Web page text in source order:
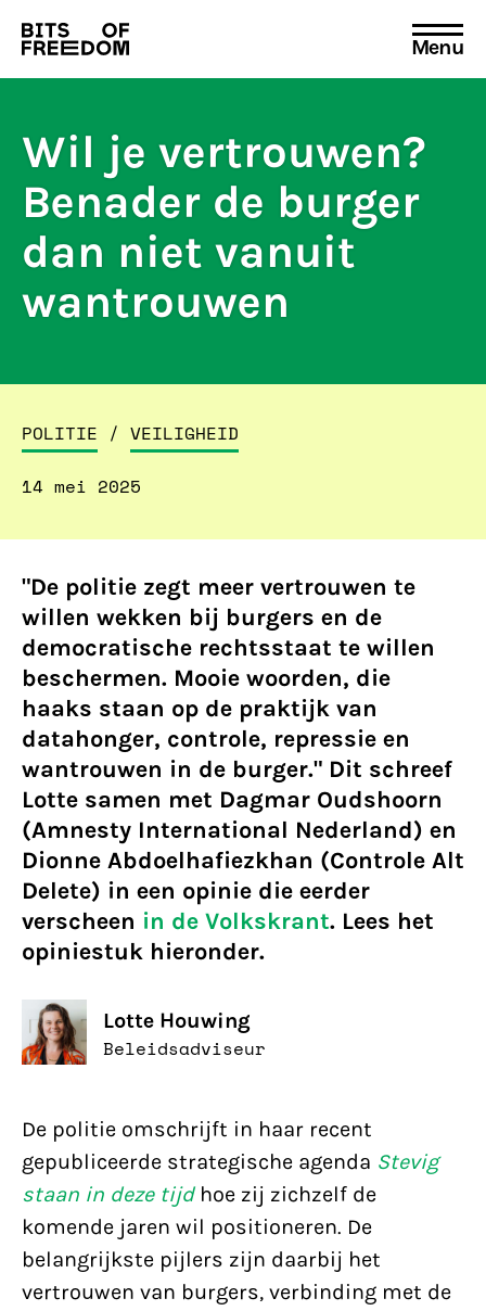
Search
for:
Menu
Wil je vertrouwen?
Benader de burger
dan niet vanuit
wantrouwen
POLITIE / VEILIGHEID
14 mei 2025
"De politie zegt meer vertrouwen te
willen wekken bij burgers en de
democratische rechtsstaat te willen
beschermen. Mooie woorden, die
haaks staan op de praktijk van
datahonger, controle, repressie en
wantrouwen in de burger." Dit schreef
Lotte samen met Dagmar Oudshoorn
(Amnesty International Nederland) en
Dionne Abdoelhafiezkhan (Controle Alt
Delete) in een opinie die eerder
verscheen in de Volkskrant. Lees het
opiniestuk hieronder.
Lotte Houwing
Beleidsadviseur
De politie omschrijft in haar recent
gepubliceerde strategische agenda Stevig
staan in deze tijdhoe zij zichzelf de
komende jaren wil positioneren. De
belangrijkste pijlers zijn daarbij het
vertrouwen van burgers, verbinding met de